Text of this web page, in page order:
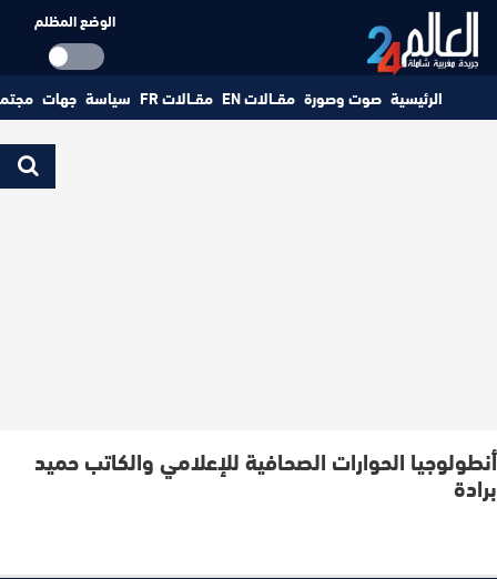
الوضع المظلم
الرئيسية صوت وصورة مقــالات EN مقــالات FR سياسة جهات
أنطولوجيا الحوارات الصحافية للإعلامي والكاتب حميد
برادة